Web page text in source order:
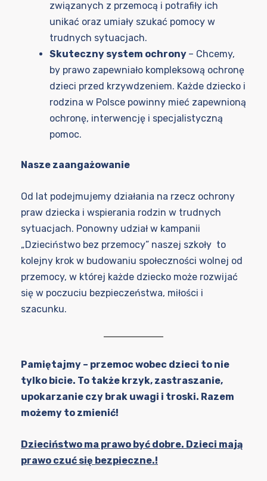
związanych z przemocą i potrafiły ich
unikać oraz umiały szukać pomocy w
trudnych sytuacjach.
Skuteczny system ochrony – Chcemy,
by prawo zapewniało kompleksową ochronę
dzieci przed krzywdzeniem. Każde dziecko i
rodzina w Polsce powinny mieć zapewnioną
ochronę, interwencję i specjalistyczną
pomoc.
Nasze zaangażowanie
Od lat podejmujemy działania na rzecz ochrony
praw dziecka i wspierania rodzin w trudnych
sytuacjach. Ponowny udział w kampanii
„Dzieciństwo bez przemocy” naszej szkoły to
kolejny krok w budowaniu społeczności wolnej od
przemocy, w której każde dziecko może rozwijać
się w poczuciu bezpieczeństwa, miłości i
szacunku.
Pamiętajmy – przemoc wobec dzieci to nie
tylko bicie. To także krzyk, zastraszanie,
upokarzanie czy brak uwagi i troski. Razem
możemy to zmienić!
Dzieciństwo ma prawo być dobre. Dzieci mają
prawo czuć się bezpieczne.!